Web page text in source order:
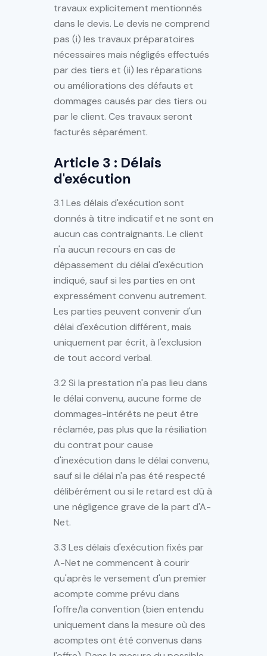
travaux explicitement mentionnés
dans le devis. Le devis ne comprend
pas (i) les travaux préparatoires
nécessaires mais négligés effectués
par des tiers et (ii) les réparations
ou améliorations des défauts et
dommages causés par des tiers ou
par le client. Ces travaux seront
facturés séparément.
Article 3 : Délais
d'exécution
3.1 Les délais d'exécution sont
donnés à titre indicatif et ne sont en
aucun cas contraignants. Le client
n'a aucun recours en cas de
dépassement du délai d'exécution
indiqué, sauf si les parties en ont
expressément convenu autrement.
Les parties peuvent convenir d'un
délai d'exécution différent, mais
uniquement par écrit, à l'exclusion
de tout accord verbal.
3.2 Si la prestation n'a pas lieu dans
le délai convenu, aucune forme de
dommages-intérêts ne peut être
réclamée, pas plus que la résiliation
du contrat pour cause
d'inexécution dans le délai convenu,
sauf si le délai n'a pas été respecté
délibérément ou si le retard est dû à
une négligence grave de la part d'A-
Net.
3.3 Les délais d'exécution fixés par
A-Net ne commencent à courir
qu'après le versement d'un premier
acompte comme prévu dans
l'offre/la convention (bien entendu
uniquement dans la mesure où des
acomptes ont été convenus dans